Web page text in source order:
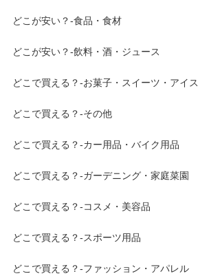
どこが安い？-食品・食材
どこが安い？-飲料・酒・ジュース
どこで買える？-お菓子・スイーツ・アイス
どこで買える？-その他
どこで買える？-カー用品・バイク用品
どこで買える？-ガーデニング・家庭菜園
どこで買える？-コスメ・美容品
どこで買える？-スポーツ用品
どこで買える？-ファッション・アパレル